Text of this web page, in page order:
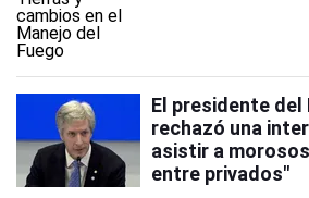
El presidente del
rechazó una
asistir a
entre privados"